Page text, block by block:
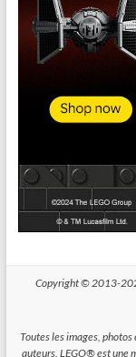
Copyright © 2013-
Toutes les images,
auteurs. LEGO® est une